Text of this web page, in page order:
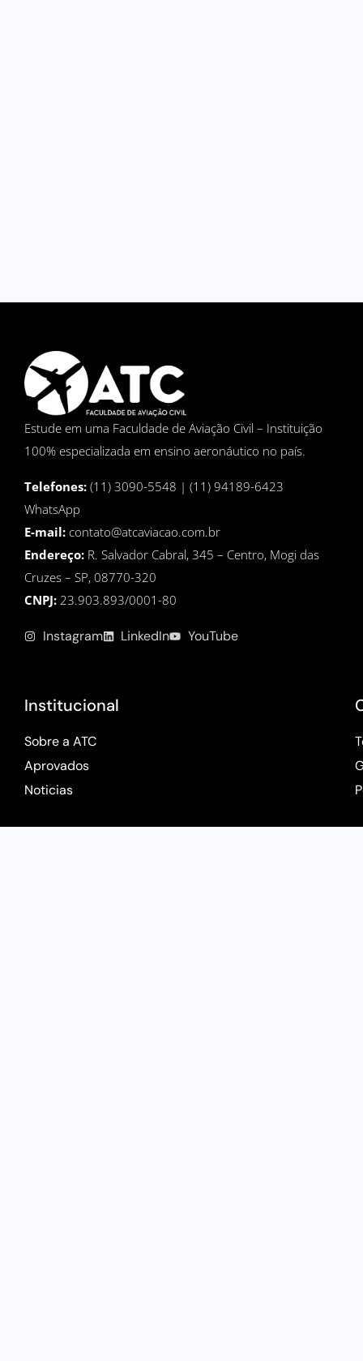
Estude em uma Faculdade de Aviação Civil – Instituição
100% especializada em ensino aeronáutico no país.
Telefones: (11) 3090-5548 | (11) 94189-6423
WhatsApp
E-mail: contato@atcaviacao.com.br
Endereço: R. Salvador Cabral, 345 – Centro, Mogi das
Cruzes – SP, 08770-320
CNPJ: 23.903.893/0001-80
Instagram LinkedIn YouTube
Institucional
Sobre a ATC
Aprovados
Noticias